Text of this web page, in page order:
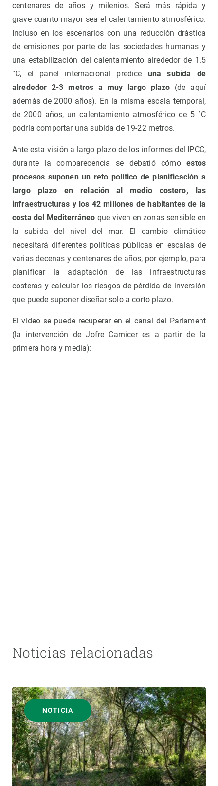
centenares de años y milenios. Será más rápida y
grave cuanto mayor sea el calentamiento atmosférico.
Incluso en los escenarios con una reducción drástica
de emisiones por parte de las sociedades humanas y
una estabilización del calentamiento alrededor de 1.5
°C, el panel internacional predice una subida de
alrededor 2-3 metros a muy largo plazo (de aquí
además de 2000 años). En la misma escala temporal,
de 2000 años, un calentamiento atmosférico de 5 °C
podría comportar una subida de 19-22 metros.
Ante esta visión a largo plazo de los informes del IPCC,
durante la comparecencia se debatió cómoestos
procesos suponen un reto político de planificación a
largo plazo en relación al medio costero, las
infraestructuras y los 42 millones de habitantes de la
costa del Mediterráneo que viven en zonas sensible en
la subida del nivel del mar. El cambio climático
necesitará diferentes políticas públicas en escalas de
varias decenas y centenares de años, por ejemplo, para
planificar la adaptación de las infraestructuras
costeras y calcular los riesgos de pérdida de inversión
que puede suponer diseñar solo a corto plazo.
El video se puede recuperar en el canal del Parlament
(la intervención de Jofre Carnicer es a partir de la
primera hora y media):
Noticias relacionadas
NOTICIA